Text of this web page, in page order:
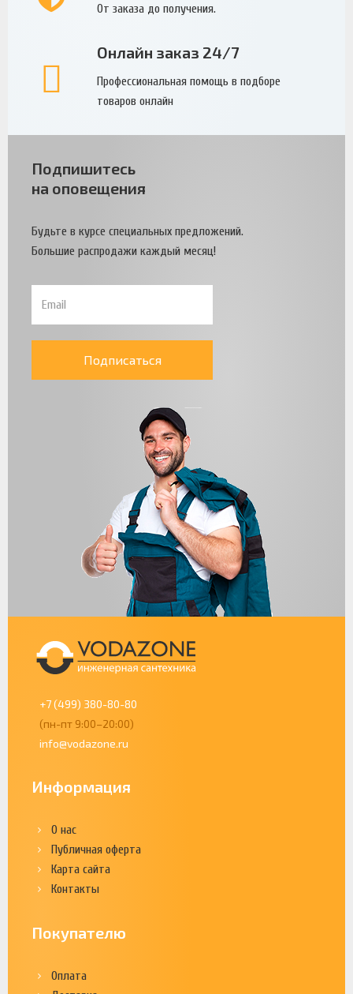
От заказа до получения.
Онлайн заказ 24/7
Профессиональная помощь в подборе
товаров онлайн
Подпишитесь
на оповещения
Будьте в курсе специальных предложений.
Большие распродажи каждый месяц!
Подписаться
+7 (499) 380-80-80
(пн-пт 9:00–20:00)
info@vodazone.ru
Информация
О нас
Публичная оферта
Карта сайта
Контакты
Покупателю
Оплата